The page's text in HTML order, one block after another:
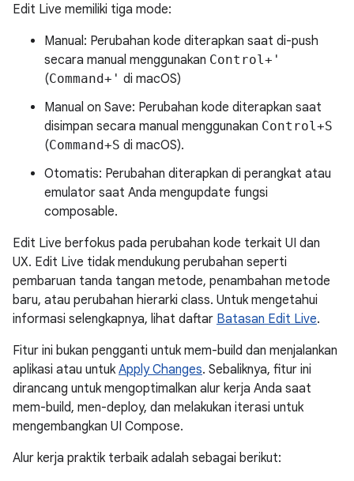
Edit Live memiliki tiga mode:
Manual: Perubahan kode diterapkan saat di-push
secara manual menggunakan Control+'
(Command+' di macOS)
Manual on Save: Perubahan kode diterapkan saat
disimpan secara manual menggunakan Control+S
(Command+S di macOS).
Otomatis: Perubahan diterapkan di perangkat atau
emulator saat Anda mengupdate fungsi
composable.
Edit Live berfokus pada perubahan kode terkait UI dan
UX. Edit Live tidak mendukung perubahan seperti
pembaruan tanda tangan metode, penambahan metode
baru, atau perubahan hierarki class. Untuk mengetahui
informasi selengkapnya, lihat daftar Batasan Edit Live.
Fitur ini bukan pengganti untuk mem-build dan menjalankan
aplikasi atau untuk Apply Changes. Sebaliknya, fitur ini
dirancang untuk mengoptimalkan alur kerja Anda saat
mem-build, men-deploy, dan melakukan iterasi untuk
mengembangkan UI Compose.
Alur kerja praktik terbaik adalah sebagai berikut: